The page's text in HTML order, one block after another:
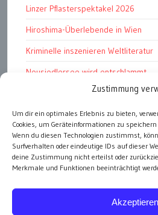
Zustimmung
Um dir ein optimales Erlebnis zu bieten,
Cookies, um Geräteinformationen zu
Wenn du diesen Technologien zustimmst,
Surfverhalten oder eindeutige IDs auf dieser
deine Zustimmung nicht erteilst oder
Merkmale und Funktionen beeinträchtigt
Akzeptieren
Linzer Pflasterspektakel 2026
Hiroshima-Überlebende in Wien
Kriminelle inszenieren Weltliteratur
Neusiedlersee wird entschlammt
TKG wünscht besinnliches
Fußball WM 2026: „historisch“
Die Wichtigen
alle Artikel